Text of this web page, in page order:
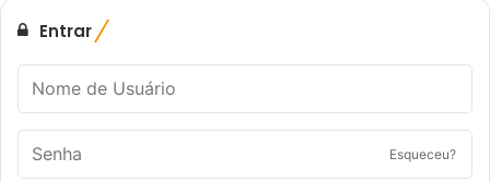
Entrar
Esqueceu?